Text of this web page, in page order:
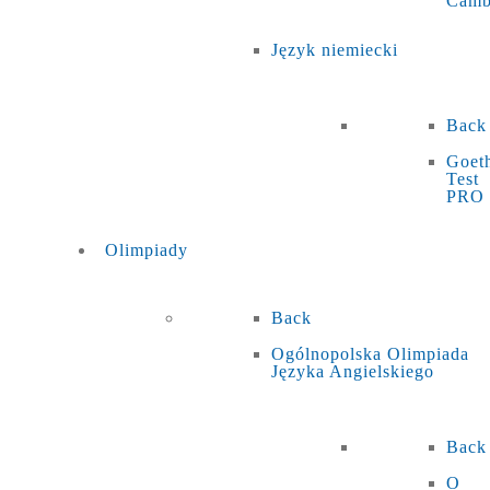
Język niemiecki
Back
Test
PRO
Olimpiady
Back
Ogólnopolska Olimpiada
Języka Angielskiego
Back
O